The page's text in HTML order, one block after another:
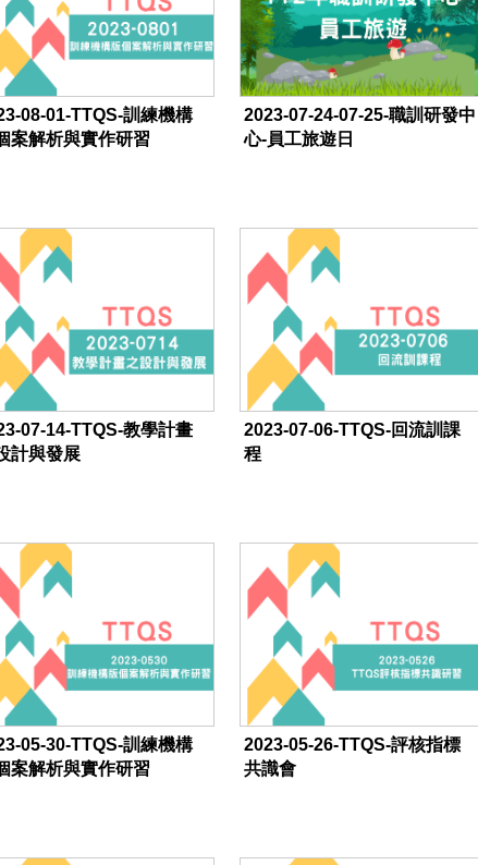
08-01-TTQS-訓練機構
案解析與實作研習
2023-07-24-07-25-職訓研發中
心-員工旅遊日
07-14-TTQS-教學計畫
計與發展
2023-07-06-TTQS-回流訓課
程
05-30-TTQS-訓練機構
案解析與實作研習
2023-05-26-TTQS-評核指標
共識會